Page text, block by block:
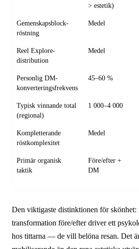
> estetik)
Gemenskaps­block­
röstning
Medel
Reel Explore-
distribution
Medel
Personlig DM-
konverteringsfrekvens
45–60 %
Typisk vinnande total
(regional)
1 000–4 000
Kompletterande
röstkomplexitet
Medel
Primär organisk
taktik
Före/efter +
DM
Den viktigaste distinktionen för skönhet:
transformation före/efter driver ett
hos tittarna — de vill belöna resan. Det